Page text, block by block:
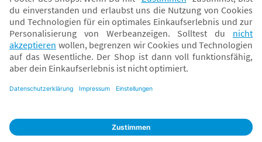
* Alle Preise inkl. MwSt. und ggf. zzgl.Versandkosten. Der dargestellte Preis gilt -
abhängig von der von dir gewählten Option - im BabyOne-Onlineshop oder bei
Abholung in dem von dir gewählten BabyOne-Franchise-Betrieb. Der für den
Onlineshop geltende Preis stellt bei einem Verkauf durch unsere Franchise-
Nehmer eine unverbindliche Preisempfehlung dar. Der Verkaufspreis der
daher von dem Verkaufspreis im Onlineshop abweichen. Angaben zu
Klarna.